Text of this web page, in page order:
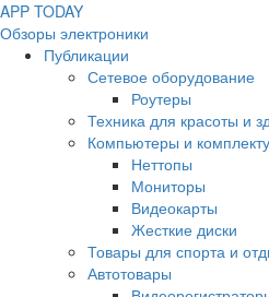
APP TODAY
Обзоры электроники
Публикации
Сетевое оборудование
Роутеры
Техника для красоты и
Компьютеры и
Неттопы
Мониторы
Видеокарты
Жесткие диски
Товары для спорта и
Автотовары